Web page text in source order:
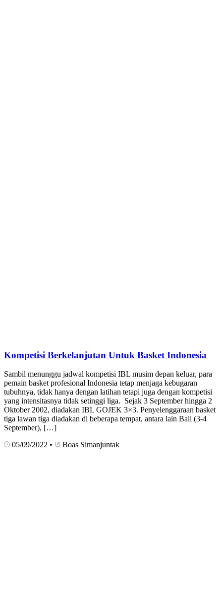
Kompetisi Berkelanjutan Untuk Basket Indonesia
Sambil menunggu jadwal kompetisi IBL musim depan keluar, para
pemain basket profesional Indonesia tetap menjaga kebugaran
tubuhnya, tidak hanya dengan latihan tetapi juga dengan kompetisi
yang intensitasnya tidak setinggi liga. Sejak 3 September hingga 2
Oktober 2002, diadakan IBL GOJEK 3×3. Penyelenggaraan basket
tiga lawan tiga diadakan di beberapa tempat, antara lain Bali (3-4
September), […]
05/09/2022 • Boas Simanjuntak